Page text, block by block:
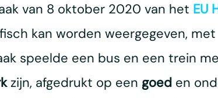
van 8 oktober 2020 van het EU
kan worden weergegeven,
speelde een bus en een trein
zijn, afgedrukt op een goeden